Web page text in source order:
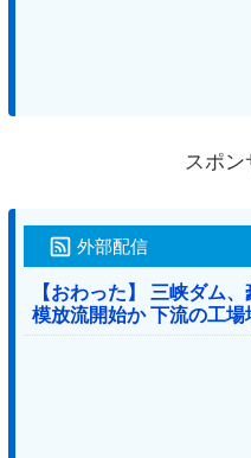
スポン
外部配信
【おわった】 三峡ダム
模放流開始か 下流の工
る